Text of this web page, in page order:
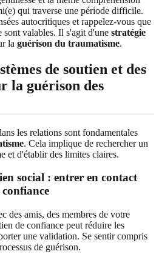
qui traverse une période difficile.
autocritiques et rappelez-vous que
sont valables. Il s'agit d'une stratégie
la guérison du traumatisme.
de soutien et des
la guérison des
les relations sont fondamentales
. Cela implique de rechercher un
et d'établir des limites claires.
social : entrer en contact
confiance
des amis, des membres de votre
de confiance peut réduire les
une validation. Se sentir compris
de guérison.